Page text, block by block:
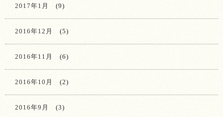
2017年1月 (9)
2016年12月 (5)
2016年11月 (6)
2016年10月 (2)
2016年9月 (3)